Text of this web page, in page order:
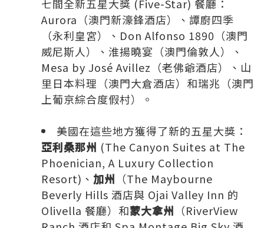
七間全新五星大獎 (Five-Star) 餐廳：
Aurora（澳門新濠鋒酒店）、譚廚四季
（永利皇宮）、Don Alfonso 1890（澳門
威尼斯人）、淮揚曉宴（澳門倫敦人）、
Mesa by José Avillez（老佛爺酒店）、山
里日本料理（澳門大倉酒店）和瑞兆（澳門
上葡京綜合度假村）。
美國在這些地方獲得了新的五星大獎：
亞利桑那州 (The Canyon Suites at The
Phoenician, A Luxury Collection
Resort)、 加州 （The Maybourne
Beverly Hills 酒店與 Ojai Valley Inn 的
Olivella 餐廳）和蒙大拿州 （RiverView